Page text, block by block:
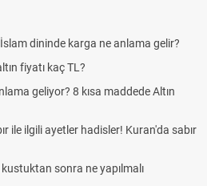
dininde karga ne anlama gelir?
fiyatı kaç TL?
geliyor? 8 kısa maddede Altın
ile ilgili ayetler hadisler! Kuran'da sabır
sonra ne yapılmalı